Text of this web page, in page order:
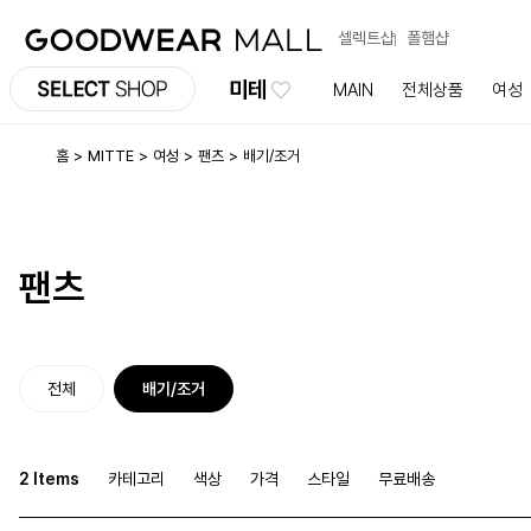
셀렉트샵 폴햄샵
미테 MAIN 전체상품 여성
홈 MITTE 여성 팬츠 배기/조거
팬츠
전체 배기/조거
2 Items 카테고리 색상 가격 스타일 무료배송